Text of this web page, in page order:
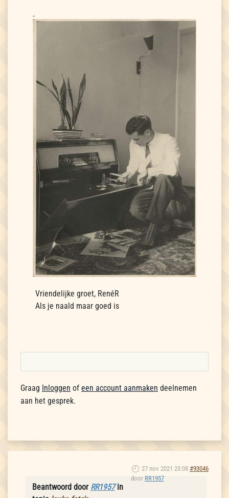
Vriendelijke groet, RenéR
Als je naald maar goed is
Graag Inloggen of een account aanmaken deelnemen
aan het gesprek.
27 nov 2021 23:08 #93046
door RR1957
Beantwoord door RR1957in